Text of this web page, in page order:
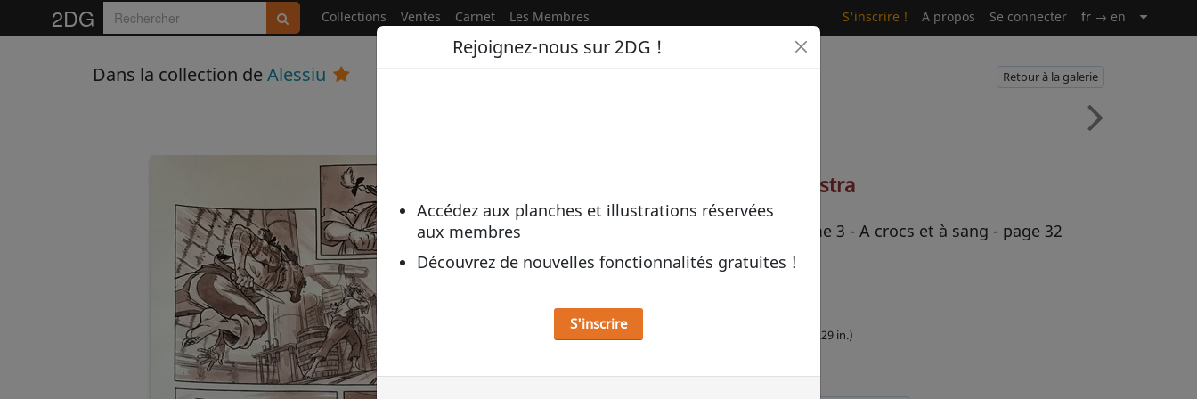
2DG Collections Ventes Carnet Les Membres S'inscrire ! A propos Se connecter fr → en
Rejoignez-nous sur 2DG !
Accédez aux planches et illustrations réservées
aux membres
Découvrez de nouvelles fonctionnalités gratuites !
S'inscrire
Dans la collection deAlessiu Retour à la galerie
Sébastien Vastra
Jim Jawkins tome 3 - A crocs et à sang - page 32
Planche originale
2020
32.5 x 49 cm (12.8 x 19.29 in.)